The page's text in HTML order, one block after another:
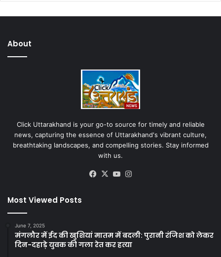
About
Click Uttarakhand is your go-to source for timely and reliable
news, capturing the essence of Uttarakhand's vibrant culture,
breathtaking landscapes, and compelling stories. Stay informed
with us.
Facebook
X YouTube
Most Viewed Posts
June 7, 2025
मंगलौर में ईद की खुशियां मातम में बदली: पुरानी रंजिश को लेकर
दिन-दहाड़े युवक की गला रेत कर हत्या